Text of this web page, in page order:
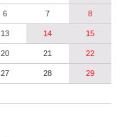
6 7 8
13 14 15
20 21 22
27 28 29